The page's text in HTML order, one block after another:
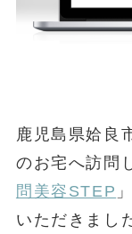
鹿児島県姶良
のお宅へ訪問
問美容STEP
いただきまし